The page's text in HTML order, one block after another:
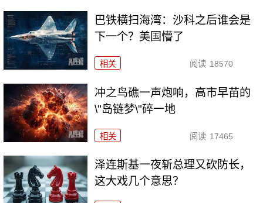
巴铁横扫海湾：沙科之后谁会是
下一个？美国懵了
相关 阅读 18570
冲之鸟礁一声炮响，高市早苗的
\"岛链梦\"碎一地
相关 阅读 17465
泽连斯基一夜斩总理又砍防长，
这大戏几个意思？